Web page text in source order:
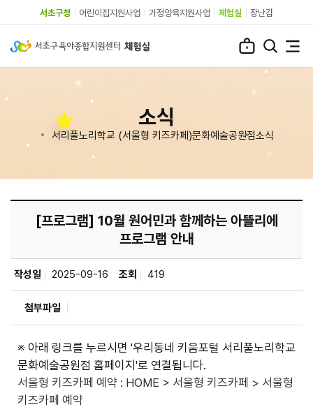
서초구청 어린이집지원사업 가정양육지원사업 체험실 장난감
소식
서리풀노리학교 (서울형 키즈카페)문화예술공원점소식
[프로그램] 10월 원어민과 함께하는 아뜰리에
프로그램 안내
작성일 2025-09-16 조회 419
첨부파일
※ 아래 링크를 누르시면 '우리동네 키움포털 서리풀노리학교
문화예술공원점 홈페이지'로 연결됩니다.
서울형 키즈카페 예약 : HOME > 서울형 키즈카페 > 서울형
키즈카페 예약